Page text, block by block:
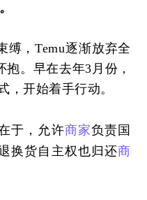
缚，Temu逐渐放弃全
。早在去年3月份，
，开始着手行动。
于，允许商家负责国
换货自主权也归还商